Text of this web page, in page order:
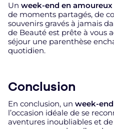
Un week-end en amoureux
de moments partagés, de
souvenirs gravés à jamais
de Beauté est prête à vous
séjour une parenthèse
quotidien.
Conclusion
En conclusion, un week-
l’occasion idéale de se
aventures inoubliables et